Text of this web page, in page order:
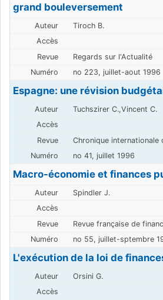
grand bouleversement
Tiroch B.
Regards sur l'Actualité
no 223, juillet-aout 1996
Espagne: une révision
Tuchszirer C.,Vincent C.
Chronique internationale
no 41, juillet 1996
Macro-économie et finances
Spindler J.
Revue française de
no 55, juillet-sptembre
L'exécution de la loi de
Orsini G.